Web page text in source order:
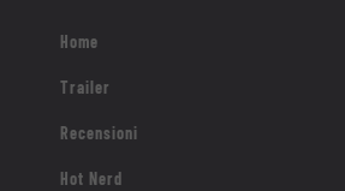
Home
Trailer
Recensioni
Hot Nerd